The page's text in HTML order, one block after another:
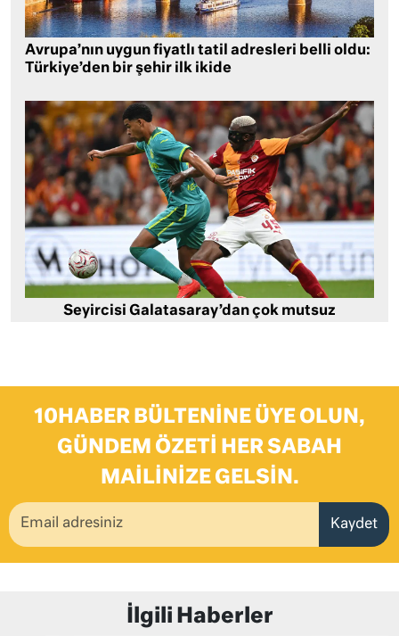
Avrupa’nın uygun fiyatlı tatil adresleri belli oldu:
Türkiye’den bir şehir ilk ikide
Seyircisi Galatasaray’dan çok mutsuz
10HABER BÜLTENINE ÜYE OLUN,
GÜNDEM ÖZETI HER SABAH
MAILINIZE GELSIN.
Kaydet
İlgili Haberler